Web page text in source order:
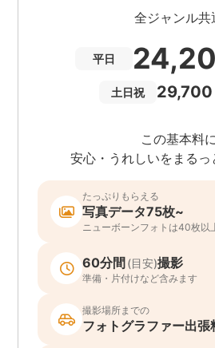
全ジャンル共
平日
土日祝 29,700
この基本料
安心・うれしいをまるっ
たっぷりもらえる
写真データ75枚~
ニューボーンフォトは40枚以
60分間(目安)撮影
準備・片付けなど含みます
撮影場所までの
フォトグラファー出張